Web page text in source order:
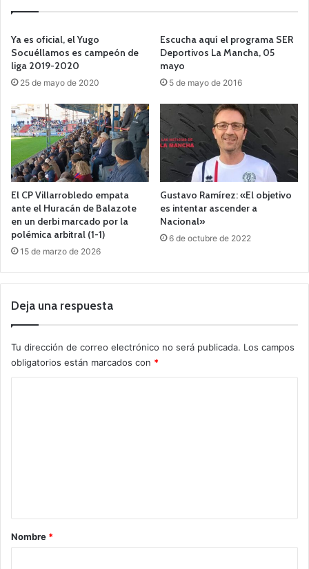
Ya es oficial, el Yugo
Socuéllamos es campeón de
liga 2019-2020
25 de mayo de 2020
Escucha aquí el programa SER
Deportivos La Mancha, 05
mayo
5 de mayo de 2016
El CP Villarrobledo empata
ante el Huracán de Balazote
en un derbi marcado por la
polémica arbitral (1-1)
15 de marzo de 2026
Gustavo Ramírez: «El objetivo
es intentar ascender a
Nacional»
6 de octubre de 2022
Deja una respuesta
Tu dirección de correo electrónico no será publicada. Los campos
obligatorios están marcados con *
rNombre *